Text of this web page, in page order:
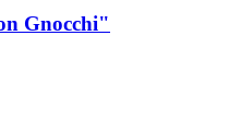
Gnocchi"